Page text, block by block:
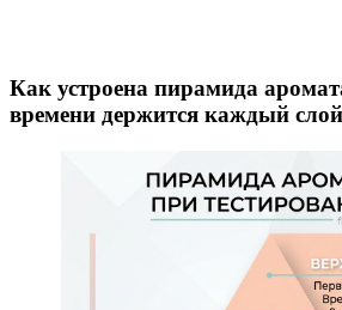
Как устроена пирамида
времени держится каждый слой